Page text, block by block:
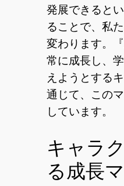
発展できると
ることで、私
変わります。
常に成長し、
えようとする
通じて、この
しています。
キャラ
る成長